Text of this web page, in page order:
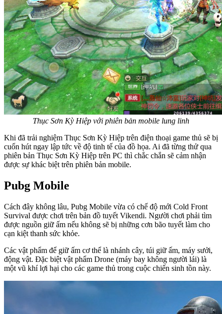
Thục Sơn Kỳ Hiệp với phiên bản mobile lung linh
Khi đã trải nghiệm Thục Sơn Kỳ Hiệp trên điện thoại game thủ sẽ bị
cuốn hút ngay lập tức về độ tinh tế của đồ họa. Ai đã từng thử qua
phiên bản Thục Sơn Kỳ Hiệp trên PC thì chắc chắn sẽ cảm nhận
được sự khác biệt trên phiên bản mobile.
Pubg Mobile
Cách đây không lâu, Pubg Mobile vừa có chế độ mới Cold Front
Survival được chơi trên bản đồ tuyết Vikendi. Người chơi phải tìm
được nguồn giữ ấm nếu không sẽ bị những cơn bão tuyết làm cho
cạn kiệt thanh sức khỏe.
Các vật phẩm để giữ ấm cơ thể là nhánh cây, túi giữ ấm, máy sưởi,
động vật. Đặc biệt vật phẩm Drone (máy bay không người lái) là
một vũ khí lợi hại cho các game thủ trong cuộc chiến sinh tồn này.